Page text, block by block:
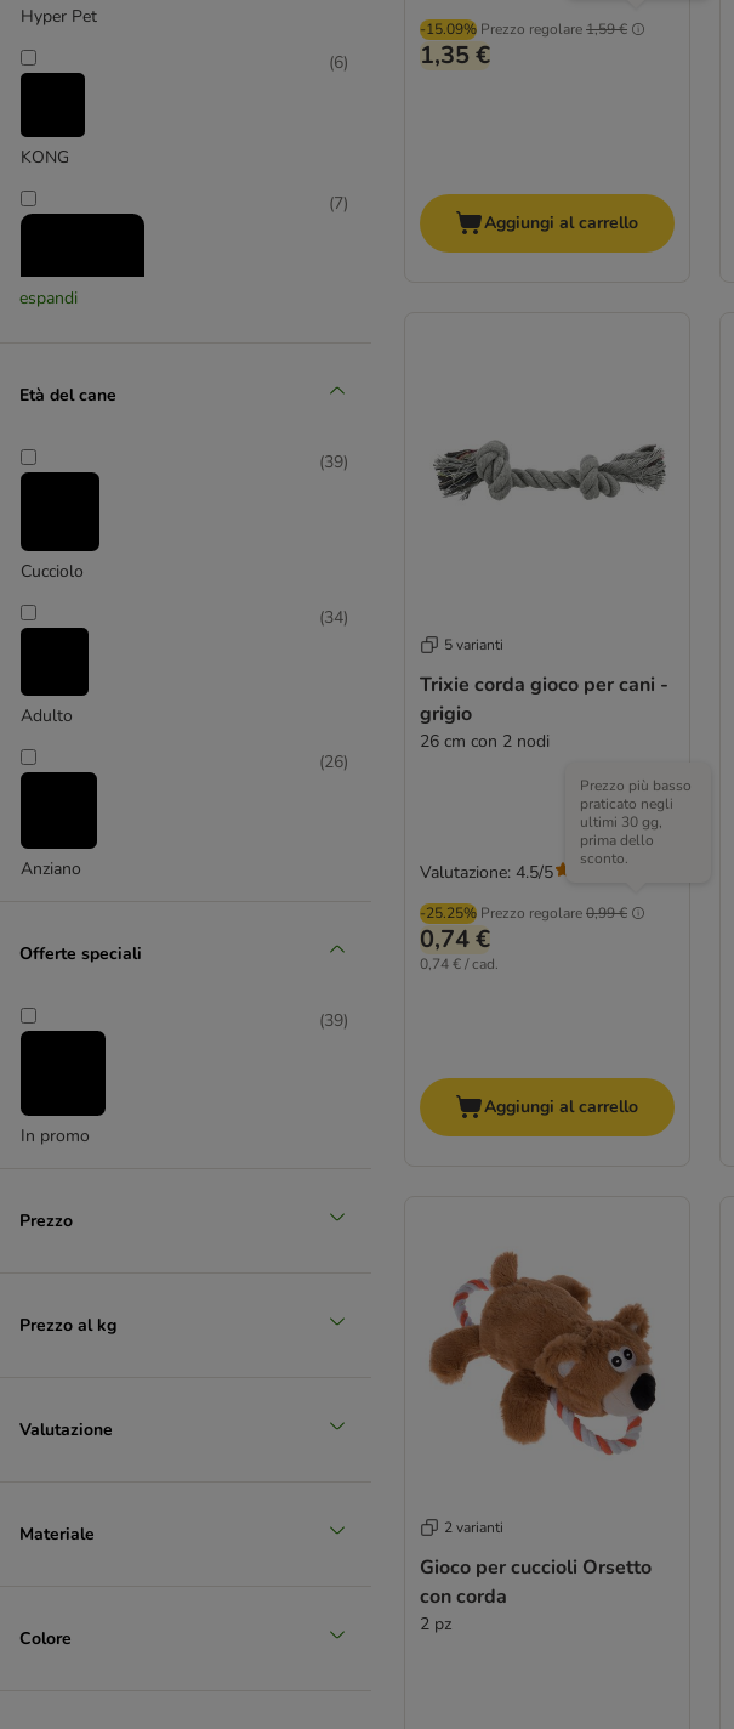
Giochi Trixie
Hyper Pet
KONG
(6)
(7)
Nomad Tales
espandi
Età del cane
Cucciolo
(39)
Adulto
(34)
Anziano
(26)
Offerte speciali
In promo
(39)
Prezzo
Prezzo al kg
Valutazione
Materiale
Colore
-15.09% Prezzo regolare1,59 €
1,35 €
Aggiungi al carrello
5 varianti
Trixie corda gioco per cani -
grigio
26 cm con 2 nodi
-25.25% Prezzo regolare0,99 €
Prezzo più basso
praticato negli
ultimi 30 gg,
prima dello
sconto.
0,74 €
0,74 € / cad.
Valutazione: 4.5/5
Aggiungi al carrello
2 varianti
Gioco per cuccioli Orsetto
con corda
2 pz